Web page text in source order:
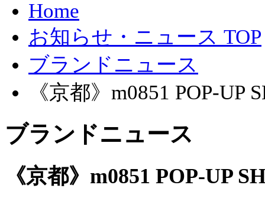
Home
お知らせ・ニュース TOP
ブランドニュース
《京都》m0851 POP-UP
ブランドニュース
《京都》m0851 POP-UP